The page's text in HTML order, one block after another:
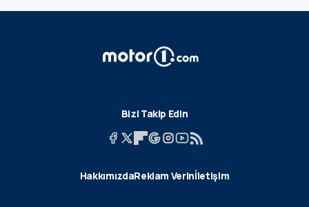
Bizi Takip Edin
HakkımızdaReklam Verinİletişim